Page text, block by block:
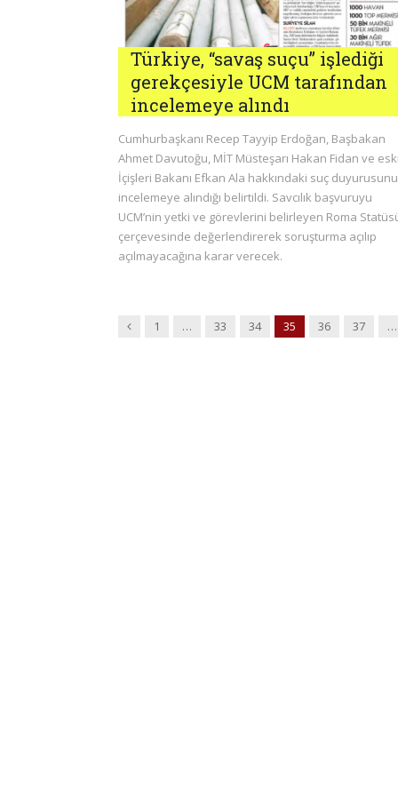
Türkiye, “savaş suçu” işlediği
gerekçesiyle UCM tarafından
incelemeye alındı
Cumhurbaşkanı Recep Tayyip Erdoğan, Başbakan
Ahmet Davutoğu, MİT Müsteşarı Hakan Fidan ve eski
İçişleri Bakanı Efkan Ala hakkındaki suç
incelemeye alındığı belirtildi. Savcılık başvuruyu
UCM’nin yetki ve görevlerini belirleyen Roma
çerçevesinde değerlendirerek soruşturma açılıp
açılmayacağına karar verecek.
Previous
1 … 33 34 35 36 37 …